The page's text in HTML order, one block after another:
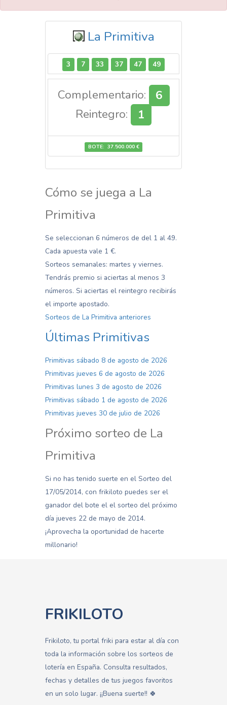
La Primitiva
3 7 33 37 47 49
Complementario:
6
Reintegro:
1
BOTE: 37.500.000 €
Cómo se juega a La
Primitiva
Se seleccionan 6 números de del 1 al 49.
Cada apuesta vale 1 €.
Sorteos semanales: martes y viernes.
Tendrás premio si aciertas al menos 3
números. Si aciertas el reintegro recibirás
el importe apostado.
Sorteos de La Primitiva anteriores
Últimas Primitivas
Primitivas sábado 8 de agosto de 2026
Primitivas jueves 6 de agosto de 2026
Primitivas lunes 3 de agosto de 2026
Primitivas sábado 1 de agosto de 2026
Primitivas jueves 30 de julio de 2026
Próximo sorteo de La
Primitiva
Si no has tenido suerte en el Sorteo del
17/05/2014, con frikiloto puedes ser el
ganador del bote el el sorteo del próximo
día jueves 22 de mayo de 2014.
¡Aprovecha la oportunidad de hacerte
millonario!
FRIKILOTO
Frikiloto, tu portal friki para estar al día con
toda la información sobre los sorteos de
lotería en España. Consulta resultados,
fechas y detalles de tus juegos favoritos
en un solo lugar. ¡¡Buena suerte!! 🍀